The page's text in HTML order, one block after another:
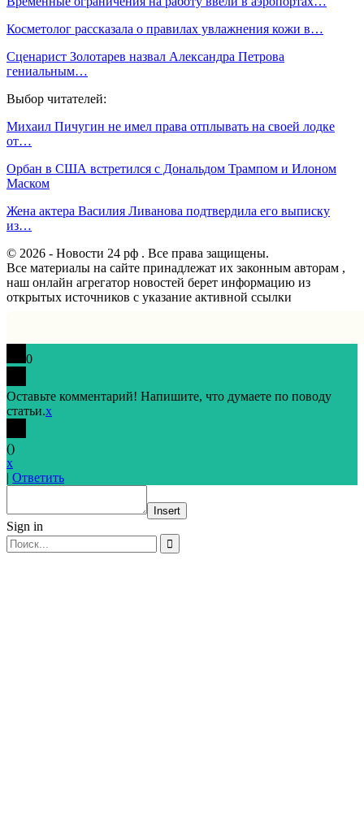
Косметолог рассказала о правилах увлажнения кожи в…
Сценарист Золотарев назвал Александра Петрова
гениальным…
Выбор читателей:
Михаил Пичугин не имел права отплывать на своей лодке
от…
Орбан в США встретился с Дональдом Трампом и Илоном
Маском
Жена актера Василия Ливанова подтвердила его выписку
из…
© 2026 - Новости 24 рф . Все права защищены.
Все материалы на сайте принадлежат их законным авторам ,
наш онлайн агрегатор новостей берет информацию из
открытых источников с указание активной ссылки
0
Оставьте комментарий! Напишите, что думаете по поводу
статьи.x
()
x
| Ответить
Insert
Sign in